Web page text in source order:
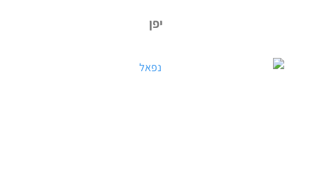
יפן